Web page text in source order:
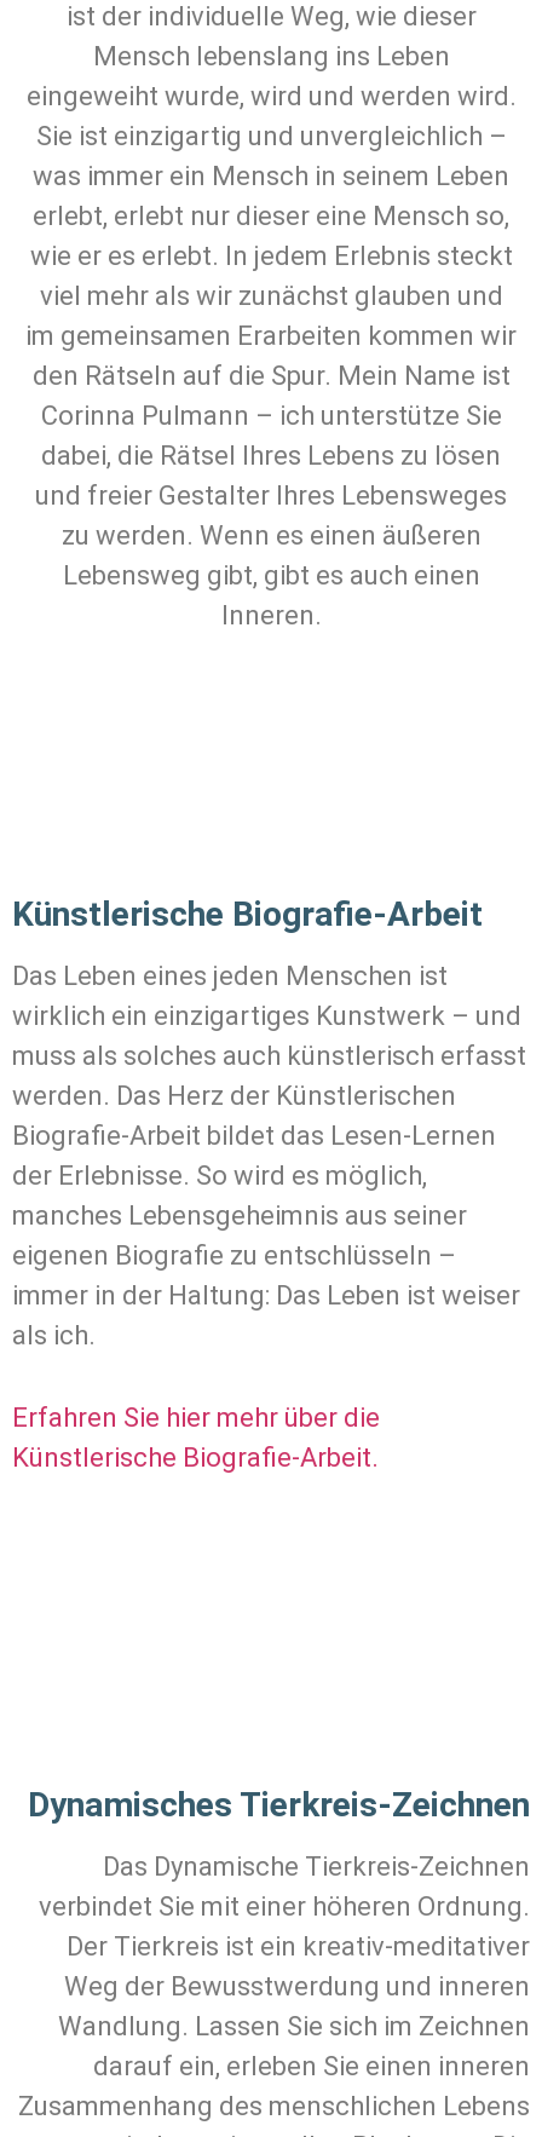
ist der individuelle Weg, wie dieser
Mensch lebenslang ins Leben
eingeweiht wurde, wird und werden wird.
Sie ist einzigartig und unvergleichlich –
was immer ein Mensch in seinem Leben
erlebt, erlebt nur dieser eine Mensch so,
wie er es erlebt. In jedem Erlebnis steckt
viel mehr als wir zunächst glauben und
im gemeinsamen Erarbeiten kommen wir
den Rätseln auf die Spur. Mein Name ist
Corinna Pulmann – ich unterstütze Sie
dabei, die Rätsel Ihres Lebens zu lösen
und freier Gestalter Ihres Lebensweges
zu werden. Wenn es einen äußeren
Lebensweg gibt, gibt es auch einen
Inneren.
Künstlerische Biografie-Arbeit
Das Leben eines jeden Menschen ist
wirklich ein einzigartiges Kunstwerk – und
muss als solches auch künstlerisch erfasst
werden. Das Herz der Künstlerischen
Biografie-Arbeit bildet das Lesen-Lernen
der Erlebnisse. So wird es möglich,
manches Lebensgeheimnis aus seiner
eigenen Biografie zu entschlüsseln –
immer in der Haltung: Das Leben ist weiser
als ich.
Erfahren Sie hier mehr über die
Künstlerische Biografie-Arbeit.
Dynamisches Tierkreis-Zeichnen
Das Dynamische Tierkreis-Zeichnen
verbindet Sie mit einer höheren Ordnung.
Der Tierkreis ist ein kreativ-meditativer
Weg der Bewusstwerdung und inneren
Wandlung. Lassen Sie sich im Zeichnen
darauf ein, erleben Sie einen inneren
Zusammenhang des menschlichen Lebens